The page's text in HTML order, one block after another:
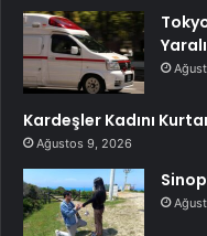
Yaralı
Kardeşler Kadını
Ağustos 9, 2026